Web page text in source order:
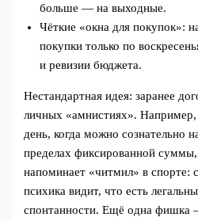
больше — на выходные.
Чёткие «окна для покупок»:
покупки только по
и ревизии бюджета.
Нестандартная идея: заранее
личных «амнистиях». Например,
день, когда можно сознательно
пределах фиксированной
напоминает «читмил» в спорте:
психика видит, что есть
спонтанности. Ещё одна фишка